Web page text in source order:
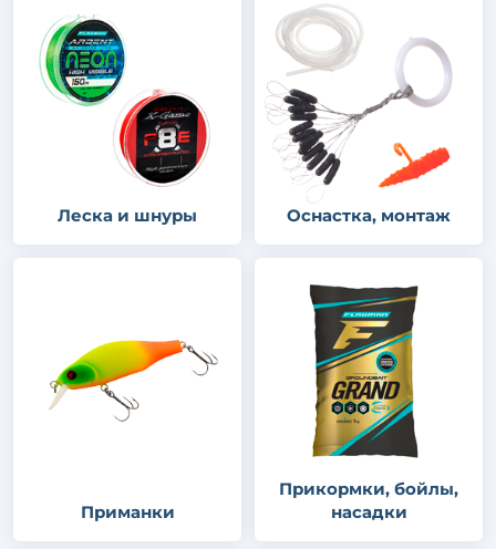
Леска и шнуры Оснастка, монтаж
Приманки
Прикормки, бойлы,
насадки